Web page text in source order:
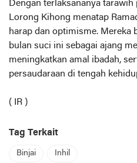
Dengan terlaksananya
Lorong Kihong menatap
harap dan optimisme. Mereka
bulan suci ini sebagai ajang
meningkatkan amal ibadah,
persaudaraan di tengah
( IR )
Tag Terkait
Binjai Inhil